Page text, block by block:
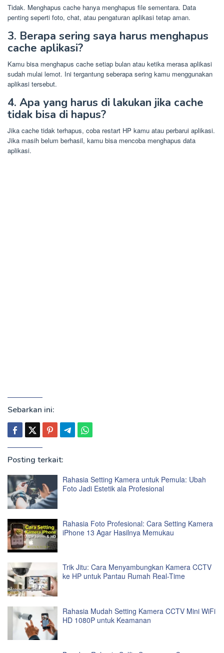
Tidak. Menghapus cache hanya menghapus file sementara. Data
penting seperti foto, chat, atau pengaturan aplikasi tetap aman.
3. Berapa sering saya harus menghapus
cache aplikasi?
Kamu bisa menghapus cache setiap bulan atau ketika merasa aplikasi
sudah mulai lemot. Ini tergantung seberapa sering kamu menggunakan
aplikasi tersebut.
4. Apa yang harus di lakukan jika cache
tidak bisa di hapus?
Jika cache tidak terhapus, coba restart HP kamu atau perbarui aplikasi.
Jika masih belum berhasil, kamu bisa mencoba menghapus data
aplikasi.
Sebarkan ini:
Posting terkait:
Rahasia Setting Kamera untuk Pemula: Ubah
Foto Jadi Estetik ala Profesional
Rahasia Foto Profesional: Cara Setting Kamera
iPhone 13 Agar Hasilnya Memukau
Trik Jitu: Cara Menyambungkan Kamera CCTV
ke HP untuk Pantau Rumah Real-Time
Rahasia Mudah Setting Kamera CCTV Mini WiFi
HD 1080P untuk Keamanan